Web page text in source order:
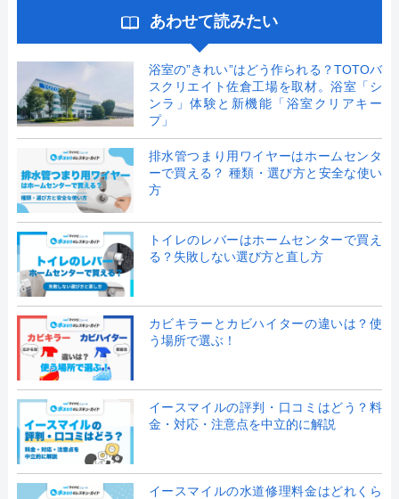
あわせて読みたい
浴室の”きれい”はどう作られる？TOTOバ
スクリエイト佐倉工場を取材。浴室「シ
ンラ」体験と新機能「浴室クリアキー
プ」
排水管つまり用ワイヤーはホームセンタ
ーで買える？ 種類・選び方と安全な使い
方
トイレのレバーはホームセンターで買え
る？失敗しない選び方と直し方
カビキラーとカビハイターの違いは？使
う場所で選ぶ！
イースマイルの評判・口コミはどう？料
金・対応・注意点を中立的に解説
イースマイルの水道修理料金はどれくら